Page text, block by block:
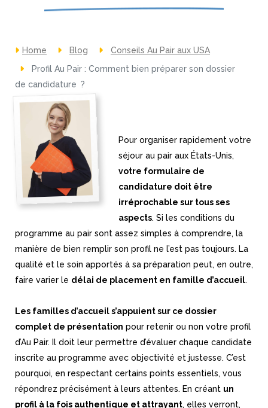
Home Blog
Conseils Au Pair aux USA
Profil Au Pair : Comment bien préparer son dossier
de candidature ?
Pour organiser rapidement votre
séjour au pair aux États-Unis,
votre formulaire de
candidature doit être
irréprochable sur tous ses
aspects. Si les conditions du
programme au pair sont assez simples à comprendre, la
manière de bien remplir son profil ne l’est pas toujours. La
qualité et le soin apportés à sa préparation peut, en outre,
faire varier le délai de placement en famille d’accueil.
Les familles d’accueil s’appuient sur ce dossier
complet de présentation pour retenir ou non votre profil
d’Au Pair. Il doit leur permettre d’évaluer chaque candidate
inscrite au programme avec objectivité et justesse. C’est
pourquoi, en respectant certains points essentiels, vous
répondrez précisément à leurs attentes. En créant un
profil à la fois authentique et attrayant, elles verront,